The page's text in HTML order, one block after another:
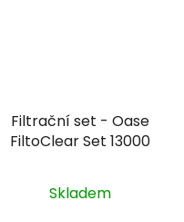
Filtrační set - Oase
FiltoClear Set 13000
Skladem